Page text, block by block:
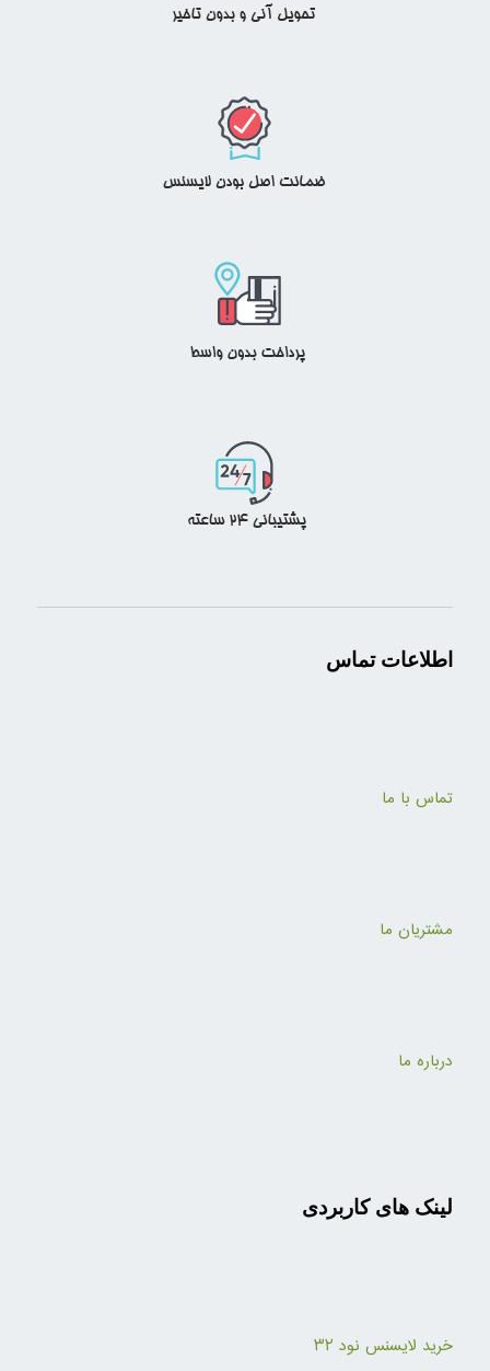
اطلاعات تماس
تماس با ما
مشتریان ما
درباره ما
لینک های کاربردی
خرید لایسنس نود ۳۲